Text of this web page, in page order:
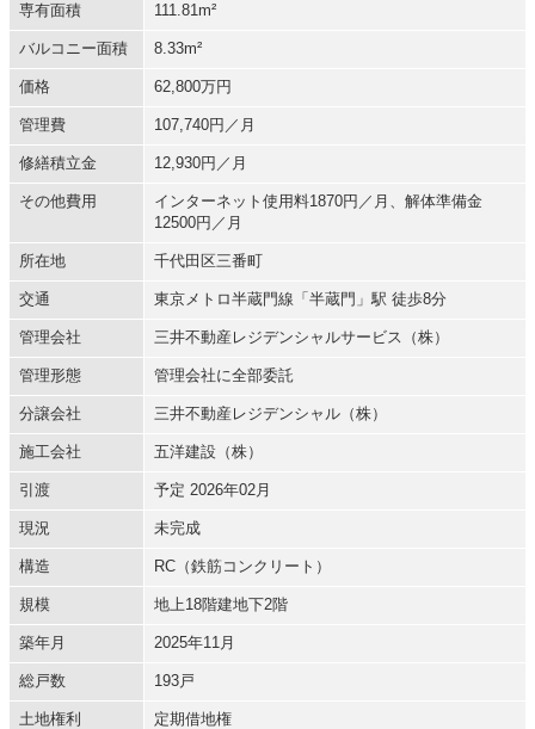
専有面積 111.81m²
バルコニー面積 8.33m²
価格 62,800万円
管理費 107,740円／月
修繕積立金 12,930円／月
その他費用
インターネット使用料1870円／月、解体準備金
12500円／月
所在地 千代田区三番町
交通 東京メトロ半蔵門線「半蔵門」駅 徒歩8分
管理会社 三井不動産レジデンシャルサービス（株）
管理形態 管理会社に全部委託
分譲会社 三井不動産レジデンシャル（株）
施工会社 五洋建設（株）
引渡 予定 2026年02月
現況 未完成
構造 RC（鉄筋コンクリート）
規模 地上18階建地下2階
築年月 2025年11月
総戸数 193戸
土地権利 定期借地権